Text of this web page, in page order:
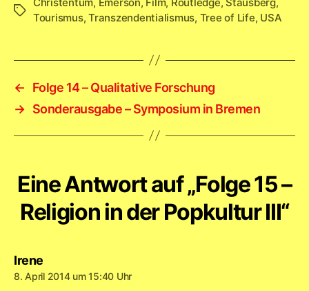
Schlagwörter
Tourismus,Transzendentialismus, Tree of Life, USA
←
Folge 14 – Qualitative Forschung
→ Sonderausgabe – Symposium in Bremen
Eine Antwort auf „Folge 15 –
Religion in der Popkultur III“
Irenesagt:
8. April 2014 um 15:40 Uhr